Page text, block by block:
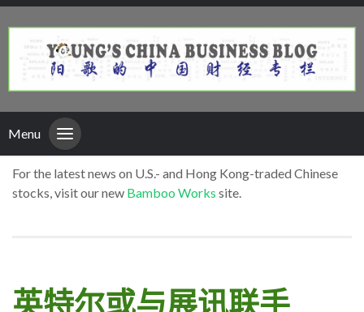
Menu
For the latest news on U.S.- and Hong Kong-traded Chinese
stocks, visit our new Bamboo Works site.
英特尔或与展讯联手